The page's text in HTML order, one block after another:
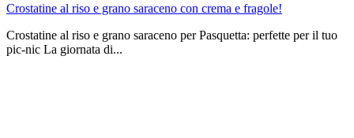
Crostatine al riso e grano saraceno con crema e fragole!
Crostatine al riso e grano saraceno per Pasquetta: perfette per il tuo
pic-nic La giornata di...